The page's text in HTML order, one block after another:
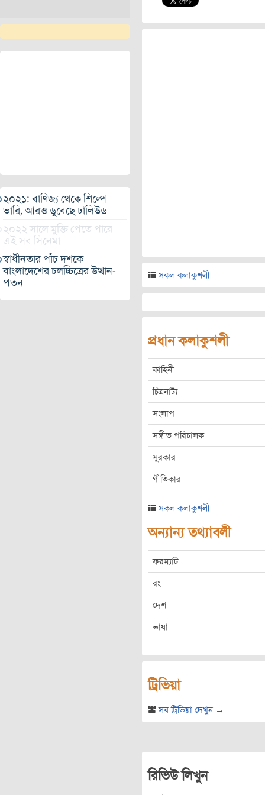
২০২১: বাণিজ্য থেকে শিল্পে
ভারি, আরও ডুবেছে ঢালিউড
২০২২ সালে মুক্তি পেতে পারে
এই সব সিনেমা
স্বাধীনতার পাঁচ দশকে
বাংলাদেশের চলচ্চিত্রের উত্থান-
পতন
সকল কলাকুশলী
প্রধান কলাকুশলী
কাহিনী
চিত্রনাট্য
সংলাপ
সঙ্গীত পরিচালক
সুরকার
গীতিকার
সকল কলাকুশলী
অন্যান্য তথ্যাবলী
ফরম্যাট
রং
দেশ
ভাষা
ট্রিভিয়া
সব ট্রিভিয়া দেখুন →
রিভিউ লিখুন